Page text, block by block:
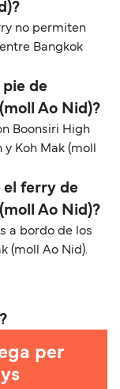
no permiten
Bangkok
pie de
Ao Nid)?
Boonsiri High
Koh Mak (moll
el ferry de
Ao Nid)?
a bordo de los
(moll Ao Nid).
per